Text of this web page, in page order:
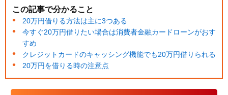
この記事で分かること
20万円借りる方法は主に3つある
今すぐ20万円借りたい場合は消費者金融カードローンがおす
すめ
クレジットカードのキャッシング機能でも20万円借りられる
20万円を借りる時の注意点